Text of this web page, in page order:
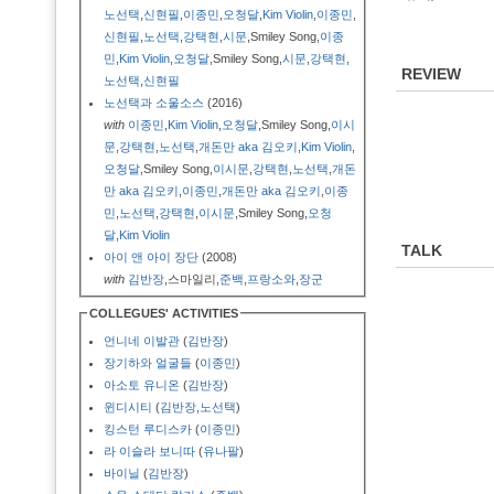
노선택 신현필 이종민 오청달 Kim Violin 이종민
신현필 노선택 강택현 시문 ,Smiley Song, 이종
민 Kim Violin 오청달 ,Smiley Song, 시문 강택현
노선택 신현필
노선택과 소울소스 (2016)
with 이종민 Kim Violin 오청달 ,Smiley Song, 이시
문 강택현 노선택 개돈만 aka 김오키 Kim Violin
오청달 ,Smiley Song, 이시문 강택현 노선택 개돈
만 aka 김오키 이종민 개돈만 aka 김오키 이종
민 노선택 강택현 이시문 ,Smiley Song, 오청
달 Kim Violin
아이 앤 아이 장단 (2008)
with 김반장 ,스마일리, 준백 프랑소와 장군
COLLEGUES' ACTIVITIES
언니네 이발관 (김반장)
장기하와 얼굴들 (이종민)
아소토 유니온 (김반장)
윈디시티 (김반장 노선택)
킹스턴 루디스카 (이종민)
라 이슬라 보니따 (유나팔)
바이닐 (김반장)
REVIEW
TALK